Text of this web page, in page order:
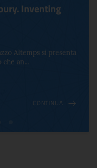
Inventing
Altemps si presenta
an...
CONTINUA